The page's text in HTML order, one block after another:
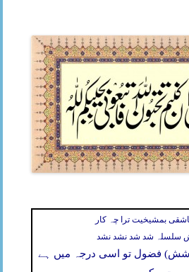
بمشیخیت ترا چہ کار
سلسلہ شد شد نشد نشد
فضول تو اسی درجہ میں ہے